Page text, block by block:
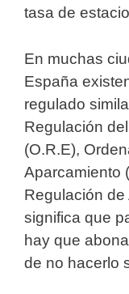
tasa de
En muchas
España
regulado
Regulación
(O.R.E),
Aparcamiento
Regulación de
significa que
hay que
de no hacerlo